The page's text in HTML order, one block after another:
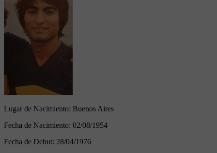
Lugar de Nacimiento: Buenos Aires
Fecha de Nacimiento: 02/08/1954
Fecha de Debut: 28/04/1976